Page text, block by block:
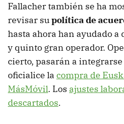
Fallacher también se ha
revisar supolítica de
hasta ahora han ayudado a
y quinto gran operador.
cierto, pasarán a integrarse
oficialice la compra de
MásMóvil. Los ajustes
descartados.